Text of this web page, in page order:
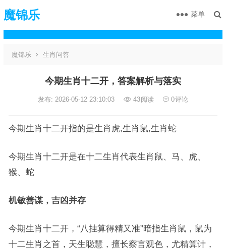
魔锦乐 菜单
魔锦乐 生肖问答
今期生肖十二开，答案解析与落实
发布: 2026-05-12 23:10:03 43阅读 0评论
今期生肖十二开指的是生肖虎,生肖鼠,生肖蛇
今期生肖十二开是在十二生肖代表生肖鼠、马、虎、
猴、蛇
机敏善谋，吉凶并存
今期生肖十二开，“八挂算得精又准”暗指生肖鼠，鼠为
十二生肖之首，天生聪慧，擅长察言观色，尤精算计，